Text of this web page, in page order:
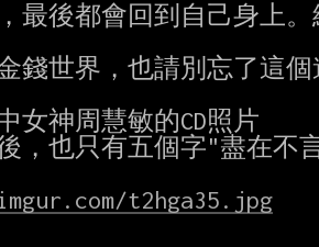
最後都會回到自己身上
錢世界，也請別忘了這個
女神周慧敏的CD照片
，也只有五個字"盡在不
t2hga35.jpg